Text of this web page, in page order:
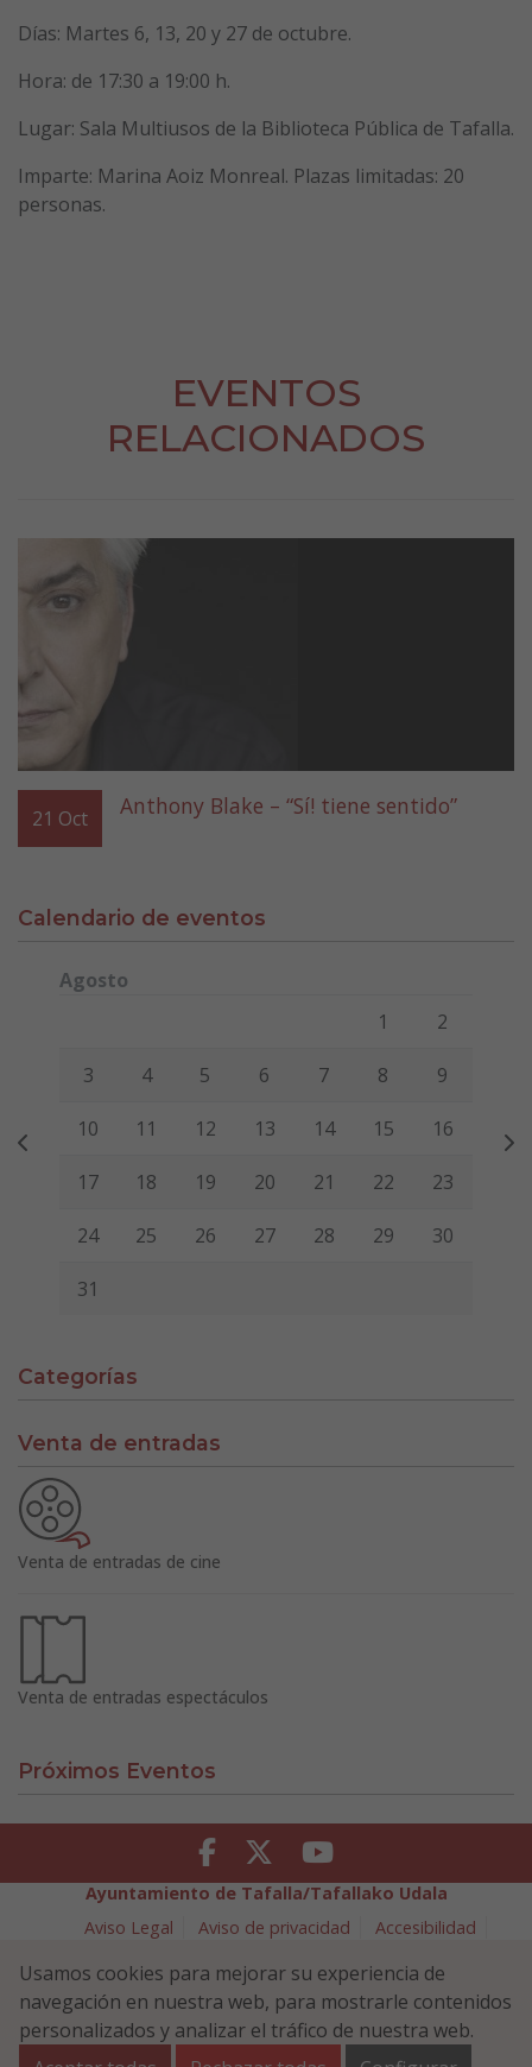
Días: Martes 6, 13, 20 y 27 de octubre.
Hora: de 17:30 a 19:00 h.
Lugar: Sala Multiusos de la Biblioteca Pública de Tafalla.
Imparte: Marina Aoiz Monreal. Plazas limitadas: 20
personas.
EVENTOS
RELACIONADOS
21 Oct Anthony Blake – “Sí! tiene sentido”
Calendario de eventos
Agosto
Viernes Sábado
1 2
3 4 5 6 7 8 9
10 11 12 13 14 15 16
17 18 19 20 21 22 23
24 25 26 27 28 29 30
31
Categorías
Venta de entradas
Venta de entradas de cine
Venta de entradas espectáculos
Próximos Eventos
Facebook Twitter Youtube
Ayuntamiento de Tafalla/Tafallako Udala
Aviso Legal
Aviso de privacidad
Accesibilidad
Política de Seguridad de la Información
Plaza Navarra 5 - 31300 Tafalla (NAVARRA)
948 70 18 11
ayuntamiento@tafalla.es
Usamos cookies para mejorar su experiencia de
navegación en nuestra web, para mostrarle contenidos
personalizados y analizar el tráfico de nuestra web.